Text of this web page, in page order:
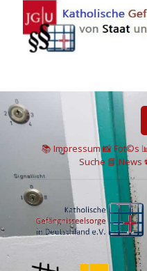
📚 Impressum📸Fot©s
Suche 📘 News